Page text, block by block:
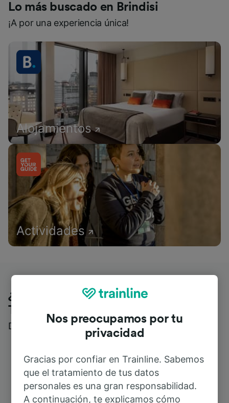
Lo más buscado en Brindisi
¡A por una experiencia única!
Alojamientos
Actividades
¿Qué piensan nuestros clientes de
Trainline?
Descubre reseñas reales de nuestros viajeros
Nos preocupamos por tu
privacidad
Gracias por confiar en Trainline. Sabemos
que el tratamiento de tus datos
personales es una gran responsabilidad.
A continuación, te explicamos cómo